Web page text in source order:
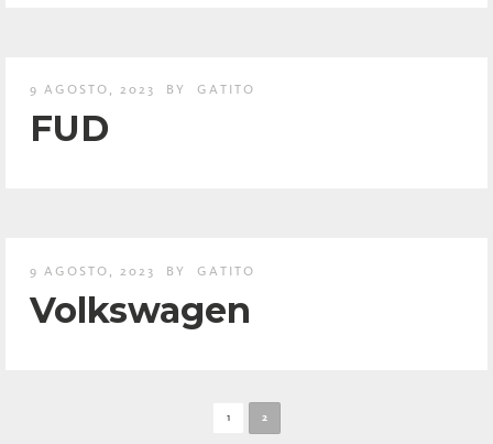
9 AGOSTO, 2023 BY GATITO
FUD
9 AGOSTO, 2023 BY GATITO
Volkswagen
1 2